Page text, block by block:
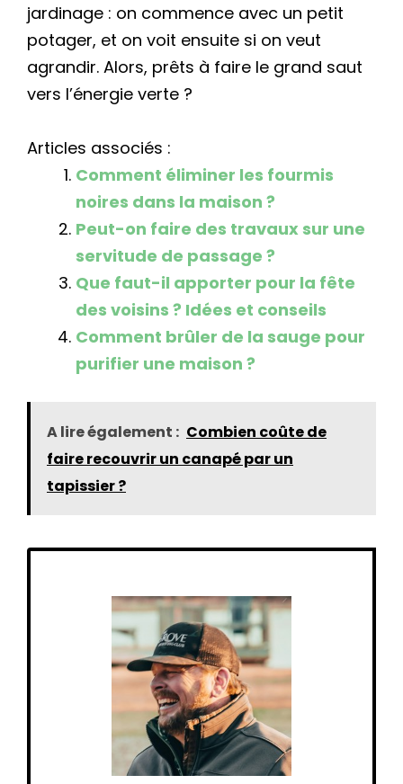
jardinage : on commence avec un petit
potager, et on voit ensuite si on veut
agrandir. Alors, prêts à faire le grand saut
vers l’énergie verte ?
Articles associés :
Comment éliminer les fourmis
noires dans la maison ?
Peut-on faire des travaux sur une
servitude de passage ?
Que faut-il apporter pour la fête
des voisins ? Idées et conseils
Comment brûler de la sauge pour
purifier une maison ?
A lire également : Combien coûte de
faire recouvrir un canapé par un
tapissier ?